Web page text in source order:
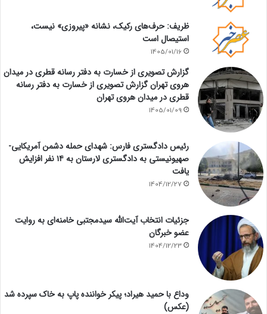
ظریف: حرف‌های رکیک، نشانه «پیروزی» نیست،
استیصال است
1405/01/16
گزارش تصویری از خسارت به دفتر رسانه قطری در میدان
هروی تهران گزارش تصویری از خسارت به دفتر رسانه
قطری در میدان هروی تهران
1405/01/09
رئیس دادگستری فارس: شهدای حمله دشمن آمریکایی-
صهیونیستی به دادگستری لارستان به ۱۴ نفر افزایش
یافت
1404/12/27
جزئیات انتخاب آیت‌الله سیدمجتبی خامنه‌ای به روایت
عضو خبرگان
1404/12/23
وداع با حمید هیراد؛ پیکر خواننده پاپ به خاک سپرده شد
(عکس)